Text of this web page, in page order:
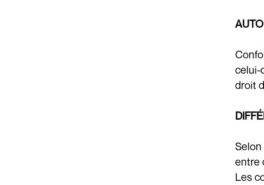
celui-
droit
entre
Les